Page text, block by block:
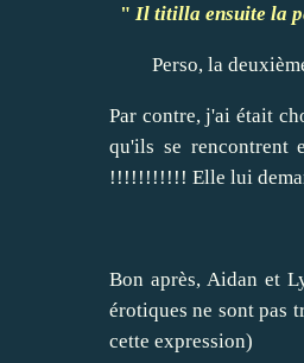
" Il titilla ensuite la
Perso, la
Par contre, j'ai était
qu'ils se rencontrent
!!!!!!!!!!! Elle lui
Bon après, Aidan et
érotiques ne sont pas
cette expression)